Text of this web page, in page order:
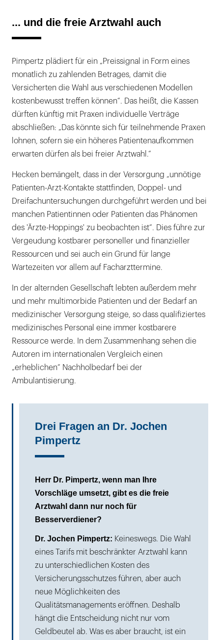
... und die freie Arztwahl auch
Pimpertz plädiert für ein „Preissignal in Form eines
monatlich zu zahlenden Betrages, damit die
Versicherten die Wahl aus verschiedenen Modellen
kostenbewusst treffen können“. Das heißt, die Kassen
dürften künftig mit Praxen individuelle Verträge
abschließen: „Das könnte sich für teilnehmende Praxen
lohnen, sofern sie ein höheres Patientenaufkommen
erwarten dürfen als bei freier Arztwahl.“
Hecken bemängelt, dass in der Ver­sorgung „unnötige
Patienten-Arzt-Kontakte stattfinden, Doppel- und
Dreifachuntersuchungen durchgeführt werden und bei
manchen Patientinnen oder Patienten das Phänomen
des 'Ärzte-Hoppings' zu beobachten ist“. Dies führe zur
Vergeudung kostbarer personeller und finanzieller
Ressourcen und sei auch ein Grund für lange
Wartezeiten vor allem auf Facharzttermine.
In der alternden Gesellschaft lebten außerdem mehr
und mehr multimorbide Patienten und der Bedarf an
medizinischer Versorgung steige, so dass qualifiziertes
medizinisches Personal eine immer kostbarere
Ressource werde. In dem Zusammenhang sehen die
Autoren im internationalen Vergleich einen
„erheblichen“ Nachholbedarf bei der
Ambulantisierung.
Drei Fragen an Dr. Jochen
Pimpertz
Herr Dr. Pimpertz, wenn man Ihre
Vorschläge umsetzt, gibt es die freie
Arztwahl dann nur noch für
Besserverdiener?
Dr. Jochen Pimpertz: Keineswegs. Die Wahl
eines Tarifs mit beschränkter Arztwahl kann
zu unterschiedlichen Kosten des
Versicherungsschutzes führen, aber auch
neue Möglichkeiten des
Qualitätsmanagements eröffnen. Deshalb
hängt die Entscheidung nicht nur vom
Geldbeutel ab. Was es aber braucht, ist ein